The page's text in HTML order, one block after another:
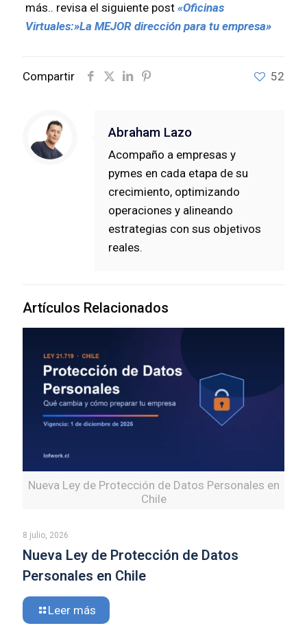
más.. revisa el siguiente post «Oficinas
Virtuales:»La MEJOR dirección para tu empresa»
Compartir 52
Abraham Lazo
Acompaño a empresas y
pymes en cada etapa de su
crecimiento, optimizando
operaciones y alineando
estrategias con sus objetivos
reales.
Artículos Relacionados
Nueva Ley de Protección de Datos Personales en
Chile
8 julio, 2026
Nueva Ley de Protección de Datos
Personales en Chile
Leer más